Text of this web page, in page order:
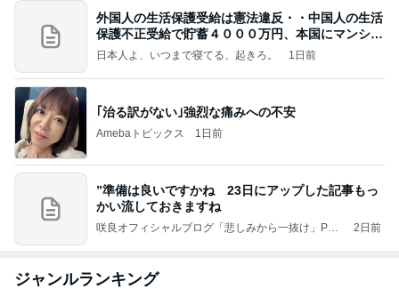
外国人の生活保護受給は憲法違反・・中国人の生活
保護不正受給で貯蓄４０００万円、本国にマンショ
ンを
日本人よ、いつまで寝てる、起きろ。 1日前
｢治る訳がない｣強烈な痛みへの不安
Amebaトピックス 1日前
”準備は良いですかね 23日にアップした記事もっ
かい流しておきますね
咲良オフィシャルブログ「悲しみから一抜け」Pow
2日前
ジャンルランキング